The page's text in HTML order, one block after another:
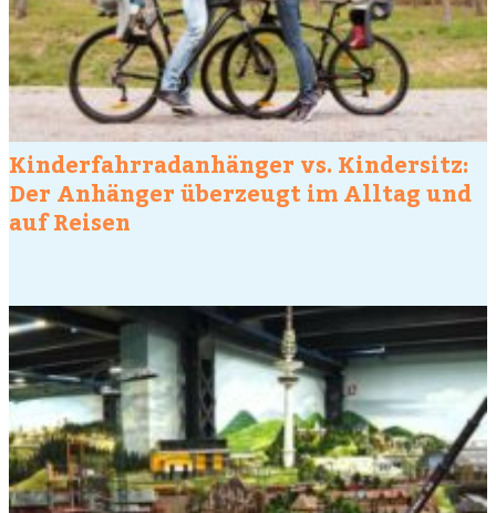
Kinderfahrradanhänger vs. Kindersitz:
Der Anhänger überzeugt im Alltag und
auf Reisen